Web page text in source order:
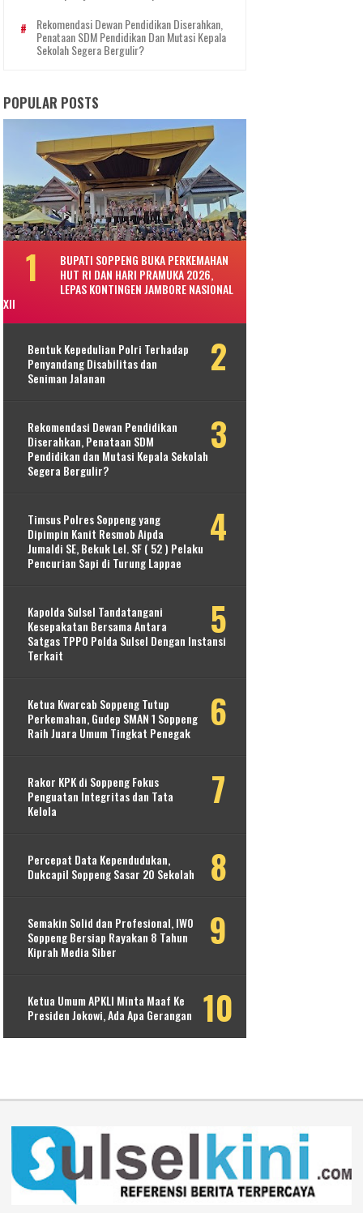
Rekomendasi Dewan Pendidikan Diserahkan,
Penataan SDM Pendidikan Dan Mutasi Kepala
Sekolah Segera Bergulir?
POPULAR POSTS
BUPATI SOPPENG BUKA PERKEMAHAN
HUT RI DAN HARI PRAMUKA 2026,
LEPAS KONTINGEN JAMBORE NASIONAL
XII
Bentuk Kepedulian Polri Terhadap
Penyandang Disabilitas dan
Seniman Jalanan
Rekomendasi Dewan Pendidikan
Diserahkan, Penataan SDM
Pendidikan dan Mutasi Kepala Sekolah
Segera Bergulir?
Timsus Polres Soppeng yang
Dipimpin Kanit Resmob Aipda
Jumaldi SE, Bekuk Lel. SF ( 52 ) Pelaku
Pencurian Sapi di Turung Lappae
Kapolda Sulsel Tandatangani
Kesepakatan Bersama Antara
Satgas TPPO Polda Sulsel Dengan Instansi
Terkait
Ketua Kwarcab Soppeng Tutup
Perkemahan, Gudep SMAN 1 Soppeng
Raih Juara Umum Tingkat Penegak
Rakor KPK di Soppeng Fokus
Penguatan Integritas dan Tata
Kelola
Percepat Data Kependudukan,
Dukcapil Soppeng Sasar 20 Sekolah
Semakin Solid dan Profesional, IWO
Soppeng Bersiap Rayakan 8 Tahun
Kiprah Media Siber
Ketua Umum APKLI Minta Maaf Ke
Presiden Jokowi, Ada Apa Gerangan